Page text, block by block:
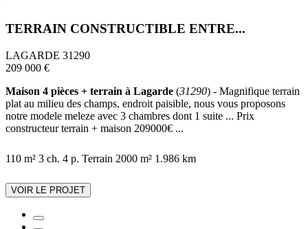
TERRAIN CONSTRUCTIBLE ENTRE...
LAGARDE 31290
209 000 €
Maison 4 pièces + terrain à Lagarde (31290) - Magnifique terrain
plat au milieu des champs, endroit paisible, nous vous proposons
notre modele meleze avec 3 chambres dont 1 suite ... Prix
constructeur terrain + maison 209000€ ...
110 m² 3 ch. 4 p. Terrain 2000 m² 1.986 km
VOIR LE PROJET